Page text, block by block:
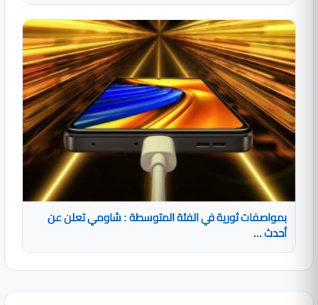
بمواصفات ثورية في الفئة المتوسطة : شاومي تعلن عن
أحدث ...